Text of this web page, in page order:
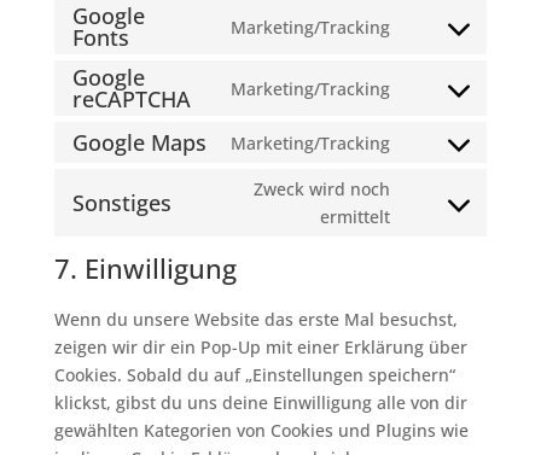
Google
Fonts Marketing/Tracking
Consent
service
fonts
Google
reCAPTCHA Marketing/Tracking
Consent
service
recaptcha
Google Maps Marketing/Tracking
Consent
service
Sonstiges
Zweck wird noch
ermittelt
Consent
7. Einwilligung
Wenn du unsere Website das erste Mal besuchst,
zeigen wir dir ein Pop-Up mit einer Erklärung über
Cookies. Sobald du auf „Einstellungen speichern“
klickst, gibst du uns deine Einwilligung alle von dir
gewählten Kategorien von Cookies und Plugins wie